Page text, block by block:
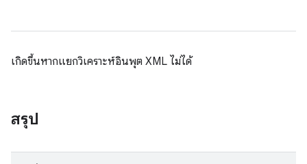
เกิดขึ้นหากแยกวิเคราะห์อินพุต XML ไม่ได้
สรุป